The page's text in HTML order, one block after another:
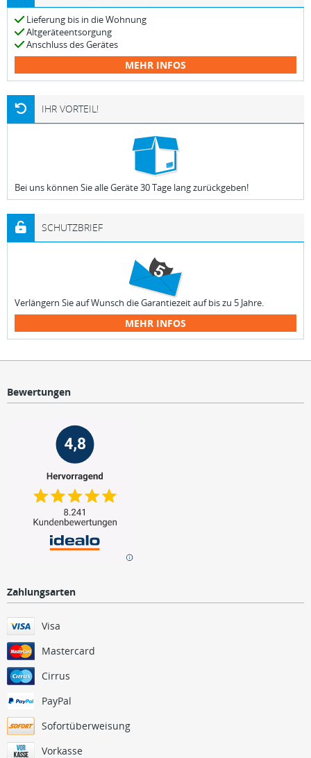
Lieferung bis in die Wohnung
Altgeräteentsorgung
Anschluss des Gerätes
MEHR INFOS
IHR VORTEIL!
Bei uns können Sie alle Geräte 30 Tage lang zurückgeben!
SCHUTZBRIEF
Verlängern Sie auf Wunsch die Garantiezeit auf bis zu 5 Jahre.
MEHR INFOS
Bewertungen
Zahlungsarten
Visa
Mastercard
Cirrus
PayPal
Sofortüberweisung
Vorkasse